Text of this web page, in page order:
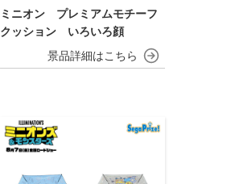
ミニオン プレミアムモチーフ
クッション いろいろ顔